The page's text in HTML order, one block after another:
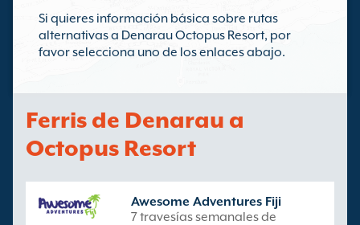
Si quieres información básica sobre rutas
alternativas a Denarau Octopus Resort, por
favor selecciona uno de los enlaces abajo.
Ferris de Denarau a
Octopus Resort
Awesome Adventures Fiji
7 travesías semanales de